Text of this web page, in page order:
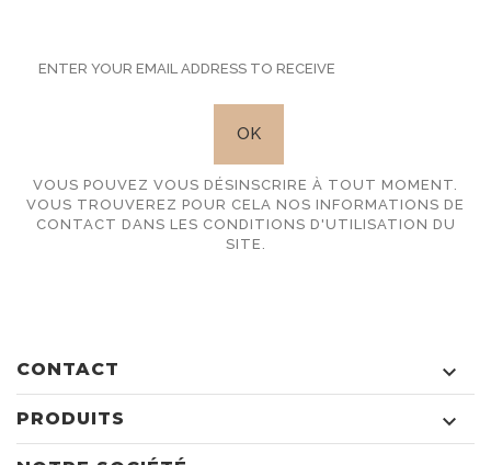
VOUS POUVEZ VOUS DÉSINSCRIRE À TOUT MOMENT.
VOUS TROUVEREZ POUR CELA NOS INFORMATIONS DE
CONTACT DANS LES CONDITIONS D'UTILISATION DU
SITE.
CONTACT 
PRODUITS 